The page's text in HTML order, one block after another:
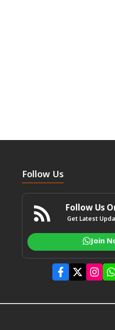
Follow Us
Follow Us
Get Latest
Join